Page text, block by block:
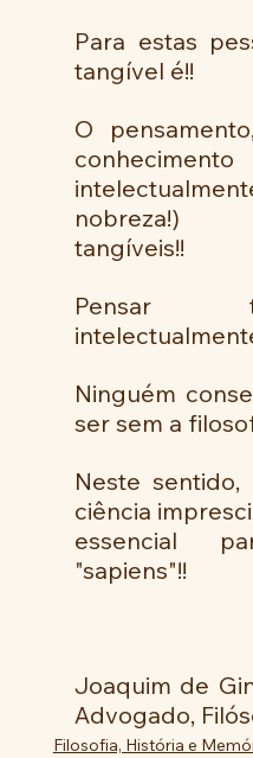
Para estas
tangível é!!
O
nobreza!)
tangíveis!!
Pensar
Ninguém
ser sem a
Neste
ciência
essencial
"sapiens"!!
Joaquim de
Advogado,
Filosofia, História e